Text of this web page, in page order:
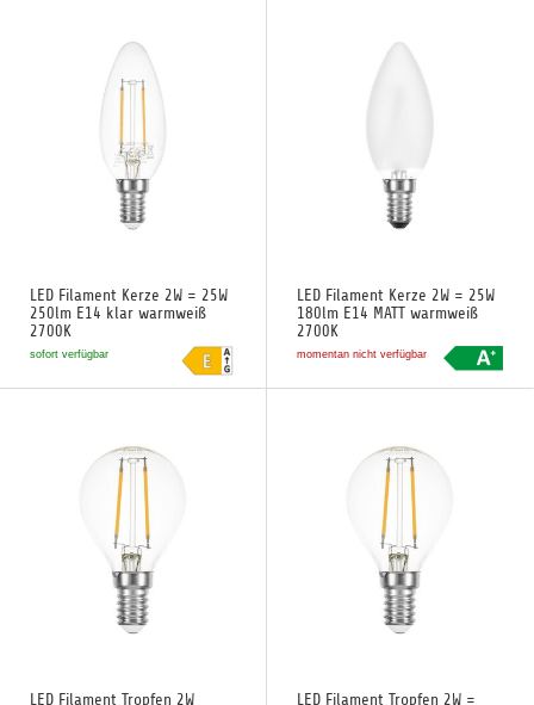
LED Filament Kerze 2W = 25W
250lm E14 klar warmweiß
2700K
sofort verfügbar
LED Filament Kerze 2W = 25W
180lm E14 MATT warmweiß
2700K
momentan nicht verfügbar
LED Filament Tropfen 2W
LED Filament Tropfen 2W =